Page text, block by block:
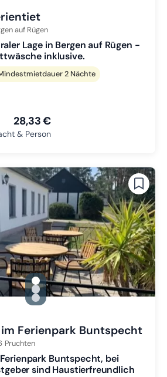
auf Rügen
Lage in Bergen auf Rügen -
inklusive.
2 Nächte
28,33 €
& Person
gallery.slide_selector
Zu Slide 1 wechseln
Zu Slide 2 wechseln
Zu Slide 3 wechseln
Ferienpark Buntspecht
Pruchten
Buntspecht, bei
sind Haustierfreundlich